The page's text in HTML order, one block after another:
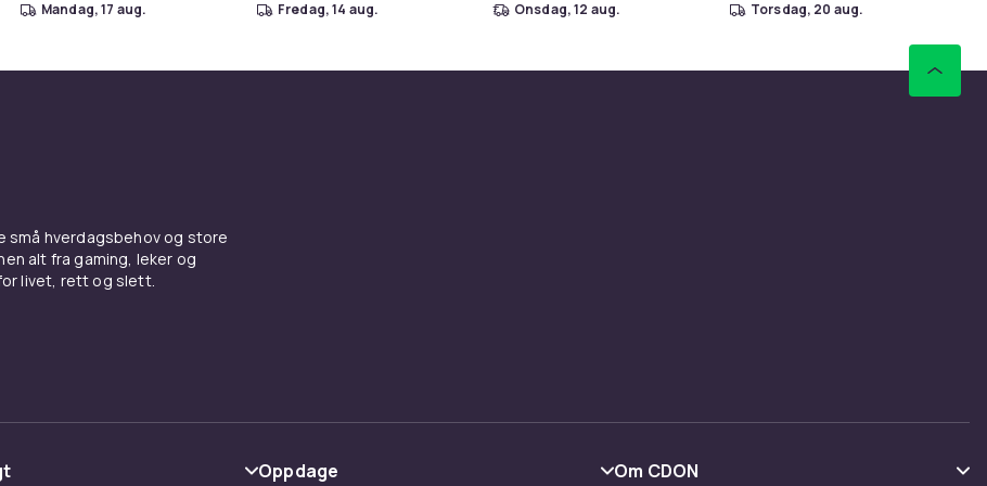
mandag, 17 aug. fredag, 14 aug. onsdag, 12 aug. torsdag, 20 aug.
små hverdagsbehov og store
alt fra gaming, leker og
livet, rett og slett.
Oppdage
Om CDON